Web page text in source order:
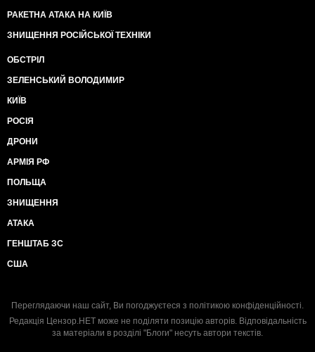
РАКЕТНА АТАКА НА КИЇВ
ЗНИЩЕННЯ РОСІЙСЬКОЇ ТЕХНІКИ
ОБСТРІЛ
ЗЕЛЕНСЬКИЙ ВОЛОДИМИР
КИЇВ
РОСІЯ
ДРОНИ
АРМІЯ РФ
ПОЛЬЩА
ЗНИЩЕННЯ
АТАКА
ГЕНШТАБ ЗС
США
Переглядаючи наш сайт, Ви погоджуєтеся з політикою конфіденційності.
Редакція Цензор.НЕТ може не поділяти позицію авторів. Відповідальність
за матеріали в розділі "Блоги" несуть автори текстів.